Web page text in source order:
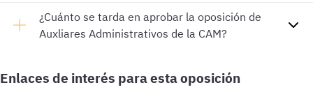
¿Cuánto se tarda en aprobar la oposición de
Auxliares Administrativos de la CAM?
Enlaces de interés para esta oposición